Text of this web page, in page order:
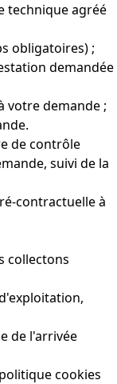
technique agréé
obligatoires) ;
demandée
votre demande ;
de contrôle
suivi de la
contractuelle à
collectons
de l'arrivée
cookies